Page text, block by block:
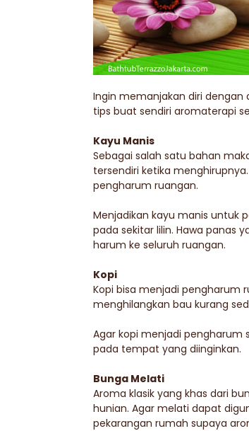
Ingin memanjakan diri
tips buat sendiri aromaterapi
Kayu Manis
Sebagai salah satu bahan
tersendiri ketika
pengharum ruangan.
Menjadikan kayu manis untuk
pada sekitar lilin. Hawa panas
harum ke seluruh ruangan.
Kopi
Kopi bisa menjadi pengharum
menghilangkan bau kurang
Agar kopi menjadi pengharum
pada tempat yang diinginkan.
Bunga Melati
Aroma klasik yang khas dari
hunian. Agar melati dapat
pekarangan rumah supaya